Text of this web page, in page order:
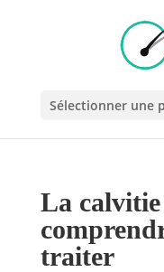
Sélectionner une
La
traiter